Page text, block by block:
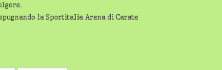
la Sportitalia Arena di Carate